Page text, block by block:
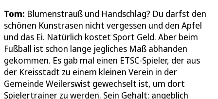
Tom: Blumenstrauß und Handschlag? Du darfst den
schönen Kunstrasen nicht vergessen und den Apfel
und das Ei. Natürlich kostet Sport Geld. Aber beim
Fußball ist schon lange jegliches Maß abhanden
gekommen. Es gab mal einen ETSC-Spieler, der aus
der Kreisstadt zu einem kleinen Verein in der
Gemeinde Weilerswist gewechselt ist, um dort
Spielertrainer zu werden. Sein Gehalt: angeblich